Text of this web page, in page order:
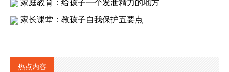
家庭教育：给孩子一个发泄精力的地方
家长课堂：教孩子自我保护五要点
热点内容